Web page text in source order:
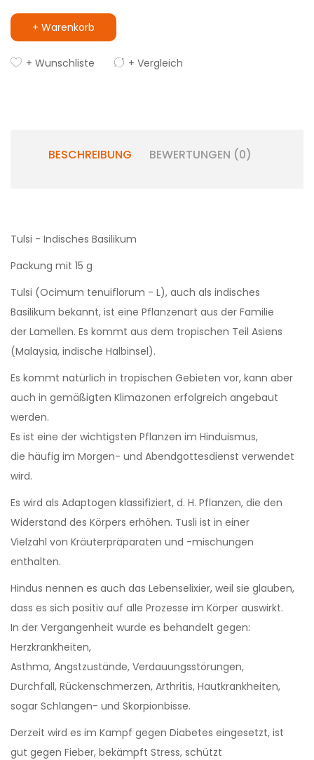
+ Warenkorb
+ Wunschliste + Vergleich
BESCHREIBUNG BEWERTUNGEN (0)
Tulsi - Indisches Basilikum
Packung mit 15 g
Tulsi (Ocimum tenuiflorum - L), auch als indisches
Basilikum bekannt, ist eine Pflanzenart aus der Familie
der Lamellen. Es kommt aus dem tropischen Teil Asiens
(Malaysia, indische Halbinsel).
Es kommt natürlich in tropischen Gebieten vor, kann aber
auch in gemäßigten Klimazonen erfolgreich angebaut
werden.
Es ist eine der wichtigsten Pflanzen im Hinduismus,
die häufig im Morgen- und Abendgottesdienst verwendet
wird.
Es wird als Adaptogen klassifiziert, d. H. Pflanzen, die den
Widerstand des Körpers erhöhen. Tusli ist in einer
Vielzahl von Kräuterpräparaten und -mischungen
enthalten.
Hindus nennen es auch das Lebenselixier, weil sie glauben,
dass es sich positiv auf alle Prozesse im Körper auswirkt.
In der Vergangenheit wurde es behandelt gegen:
Herzkrankheiten,
Asthma, Angstzustände, Verdauungsstörungen,
Durchfall, Rückenschmerzen, Arthritis, Hautkrankheiten,
sogar Schlangen- und Skorpionbisse.
Derzeit wird es im Kampf gegen Diabetes eingesetzt, ist
gut gegen Fieber, bekämpft Stress, schützt